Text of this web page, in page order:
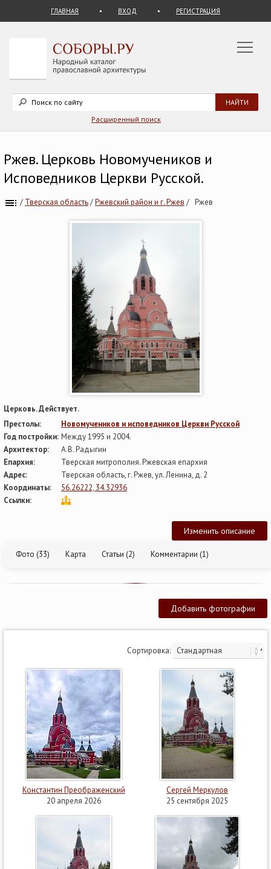
ГЛАВНАЯ ВХОД РЕГИСТРАЦИЯ
Расширенный поиск
Ржев. Церковь Новомучеников и
Исповедников Церкви Русской.
/ Тверская область/Ржевский район и г. Ржев / Ржев
Церковь. Действует.
Престолы:
Новомучеников и исповедников Церкви Русской
Год постройки: Между 1995 и 2004.
Архитектор:
А.В. Радыгин
Епархия:
Тверская митрополия. Ржевская епархия
Адрес:
Тверская область, г. Ржев, ул. Ленина, д. 2
Координаты:
56.26222, 34.32936
Ссылки:
Изменить описание
Фото (33) Карта Статьи (2) Комментарии (1)
Добавить фотографии
Сортировка:
Константин Преображенский
20 апреля 2026
Сергей Меркулов
25 сентября 2025